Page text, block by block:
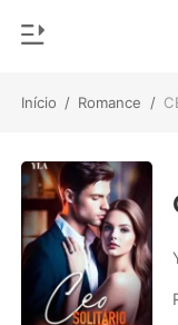
Início / Romance /
Loja
Histórico
Sair
Gênero
Moderno
Lobisomem
Contos